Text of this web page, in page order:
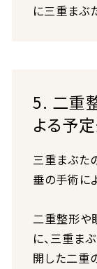
に三重まぶ
5. 二重
よる予
三重まぶた
垂の手術に
二重整形や
に、三重ま
開した二重